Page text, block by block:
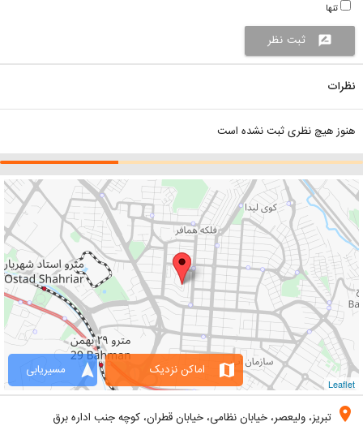
تنها
rate_review ثبت نظر
نظرات
هنوز هیچ نظری ثبت نشده است
Leaflet
navigation مسیریابی map اماکن نزدیک
location_on تبریز، ولیعصر، خیابان نظامی، خیابان قطران، کوچه جنب اداره برق